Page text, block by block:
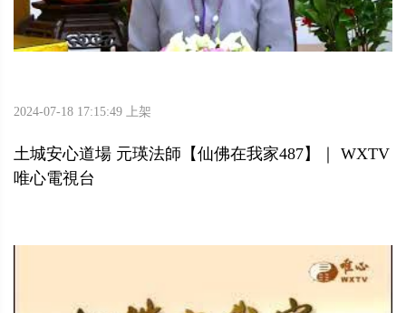
2024-07-18 17:15:49 上架
土城安心道場 元瑛法師【仙佛在我家487】｜ WXTV
唯心電視台